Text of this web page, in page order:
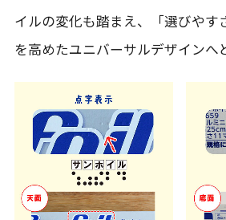
イルの変化も踏まえ、「選びやす
を高めたユニバーサルデザインへ